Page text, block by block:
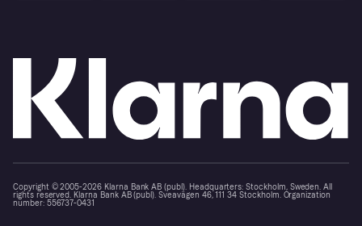
Copyright © 2005-2026 Klarna Bank AB (publ). Headquarters: Stockholm, Sweden. All
rights reserved. Klarna Bank AB (publ). Sveavägen 46, 111 34 Stockholm. Organization
number: 556737-0431